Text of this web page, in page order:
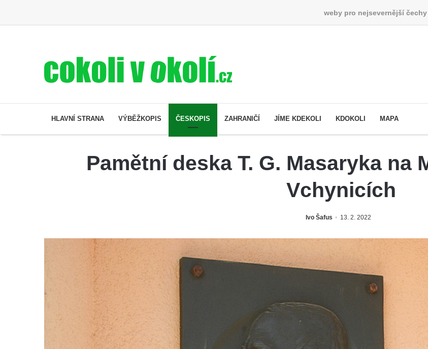
weby pro nejsevernější čechy
HLAVNÍ STRANA VÝBĚŽKOPIS ČESKOPIS ZAHRANIČÍ JÍME KDEKOLI KDOKOLI MAPA
Pamětní deska T. G. Masaryka na
Vchynicích
Ivo Šafus 13. 2. 2022